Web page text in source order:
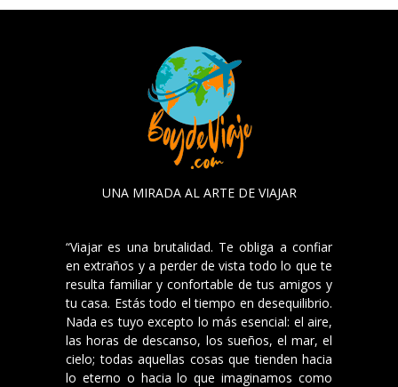
UNA MIRADA AL ARTE DE VIAJAR
“Viajar es una brutalidad. Te obliga a confiar
en extraños y a perder de vista todo lo que te
resulta familiar y confortable de tus amigos y
tu casa. Estás todo el tiempo en desequilibrio.
Nada es tuyo excepto lo más esencial: el aire,
las horas de descanso, los sueños, el mar, el
cielo; todas aquellas cosas que tienden hacia
lo eterno o hacia lo que imaginamos como